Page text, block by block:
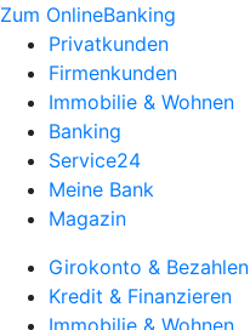
Zum OnlineBanking
Privatkunden
Firmenkunden
Immobilie & Wohnen
Banking
Service24
Meine Bank
Magazin
Girokonto & Bezahlen
Kredit & Finanzieren
Immobilie & Wohnen